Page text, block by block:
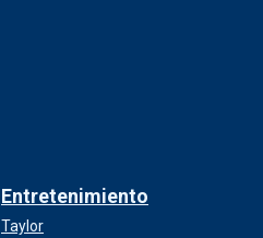
Entretenimiento
Taylor